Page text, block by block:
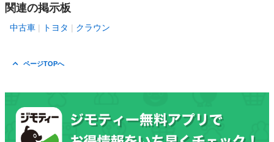
関連の掲示板
中古車 トヨタ クラウン
ページTOPへ